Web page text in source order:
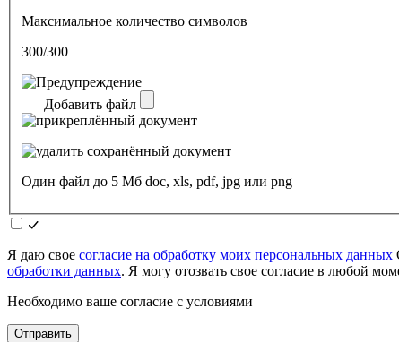
Максимальное количество символов
300/300
Добавить файл
Один файл до 5 Мб doc, xls, pdf, jpg или png
Я даю свое согласие на обработку моих персональных данных
обработки данных. Я могу отозвать свое согласие в любой
Необходимо ваше согласие с условиями
Отправить